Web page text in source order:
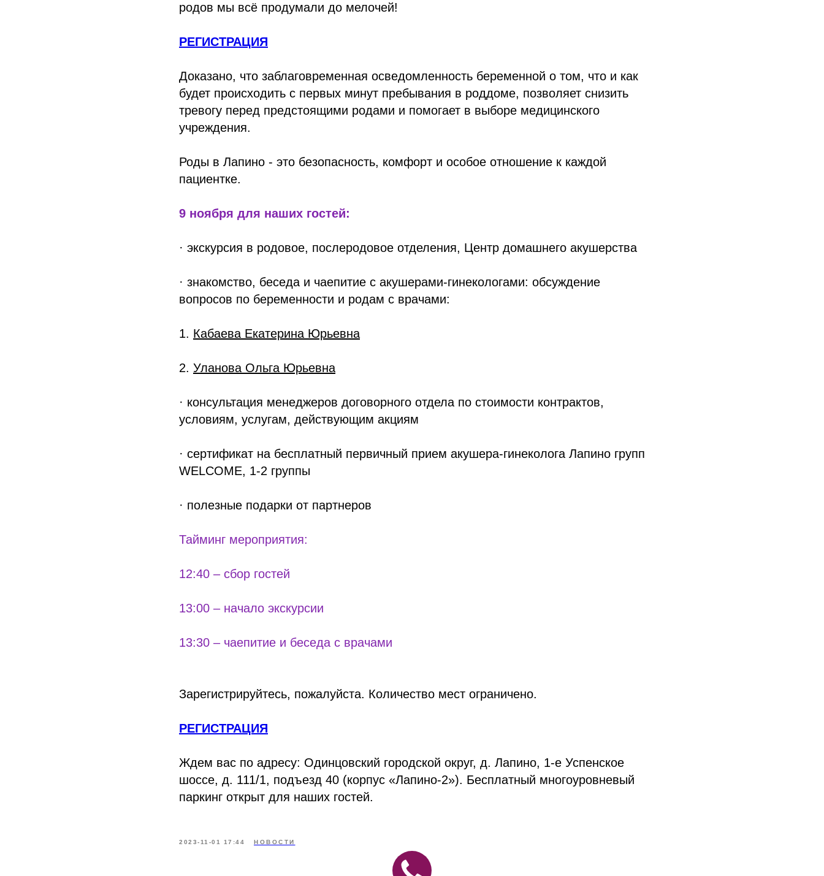
родов мы всё продумали до мелочей!
РЕГИСТРАЦИЯ
Доказано, что заблаговременная осведомленность беременной о том, что и как
будет происходить с первых минут пребывания в роддоме, позволяет снизить
тревогу перед предстоящими родами и помогает в выборе медицинского
учреждения.
Роды в Лапино - это безопасность, комфорт и особое отношение к каждой
пациентке.
9 ноября для наших гостей:
· экскурсия в родовое, послеродовое отделения, Центр домашнего акушерства
· знакомство, беседа и чаепитие с акушерами-гинекологами: обсуждение
вопросов по беременности и родам с врачами:
1. Кабаева Екатерина Юрьевна
2. Уланова Ольга Юрьевна
· консультация менеджеров договорного отдела по стоимости контрактов,
условиям, услугам, действующим акциям
· сертификат на бесплатный первичный прием акушера-гинеколога Лапино групп
WELCOME, 1-2 группы
· полезные подарки от партнеров
Тайминг мероприятия:
12:40 – сбор гостей
13:00 – начало экскурсии
13:30 – чаепитие и беседа с врачами
Зарегистрируйтесь, пожалуйста. Количество мест ограничено.
РЕГИСТРАЦИЯ
Ждем вас по адресу: Одинцовский городской округ, д. Лапино, 1-е Успенское
шоссе, д. 111/1, подъезд 40 (корпус «Лапино-2»). Бесплатный многоуровневый
паркинг открыт для наших гостей.
2023-11-01 17:44 НОВОСТИ